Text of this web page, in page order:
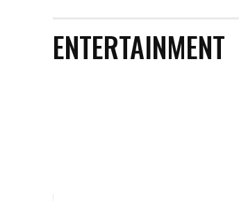
ENTERTAINMENT